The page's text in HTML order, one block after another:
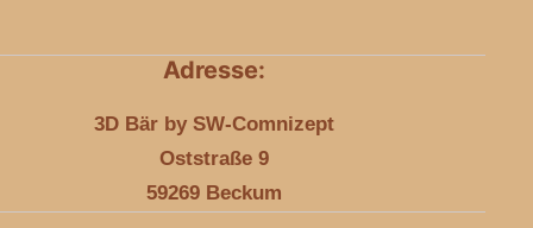
Adresse:
3D Bär by SW-Comnizept
Oststraße 9
59269 Beckum